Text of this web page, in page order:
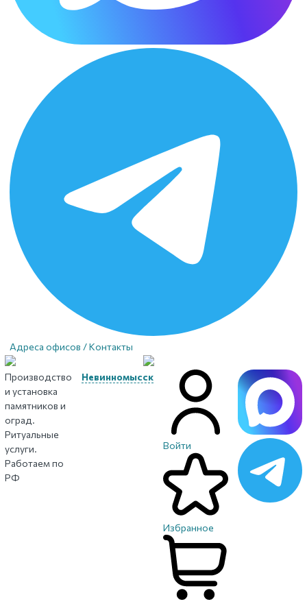
Адреса офисов / Контакты
Производство
и установка
памятников и
оград.
Ритуальные
услуги.
Работаем по
РФ
Невинномысск
Войти
Избранное